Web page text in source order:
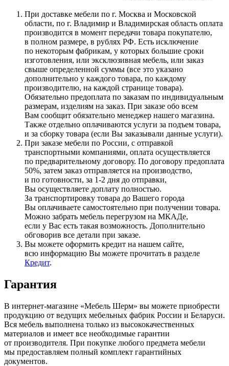
При доставке мебели по г. Москва и Московской
области, по г. Владимир и Владимирская область оплата
производится в момент передачи товара покупателю,
в полном размере, в рублях РФ. Есть исключение
по некоторым фабрикам, у которых большие сроки
изготовления, или эксклюзивная мебель, или заказ
свыше определенной суммы (все это указано
дополнительно у каждого товара, по каждому
производителю, на каждой странице товара).
Обязательно предоплата по заказам по индивидуальным
размерам, изделиям на заказ. При заказе обо всем
Вам сообщит обязательно менеджер нашего магазина.
Также отдельно оплачиваются услуги за подъем товара,
и за сборку товара (если Вы заказывали данные услуги).
При заказе мебели по России, с отправкой
транспортными компаниями, оплата осуществляется
по предварительному договору. По договору предоплата
50%, затем заказ отправляется на производство,
и по готовности, за 1-2 дня до отправки,
Вы осуществляете доплату полностью.
За транспортировку товара до Вашего города
Вы оплачиваете самостоятельно при получении товара.
Можно забрать мебель перегрузом на МКАДе,
если у Вас есть такая возможность. Дополнительно
обговорив все детали при заказе.
Вы можете оформить кредит на нашем сайте,
всю информацию Вы можете прочитать в разделе
Кредит.
Гарантия
В интернет-магазине «Мебель Шерм» вы можете приобрести
продукцию от ведущих мебельных фабрик России и Беларуси.
Вся мебель выполнена только из высококачественных
материалов и имеет все необходимые гарантии
от производителя. При покупке любого предмета мебели
мы предоставляем полный комплект гарантийных
документов.